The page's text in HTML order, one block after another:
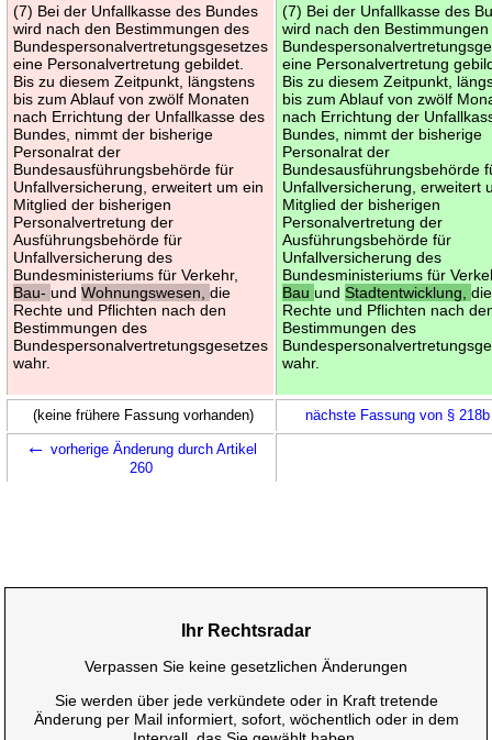
(7) Bei der Unfallkasse des Bundes
wird nach den Bestimmungen des
Bundespersonalvertretungsgesetzes
eine Personalvertretung gebildet.
Bis zu diesem Zeitpunkt, längstens
bis zum Ablauf von zwölf Monaten
nach Errichtung der Unfallkasse des
Bundes, nimmt der bisherige
Personalrat der
Bundesausführungsbehörde für
Unfallversicherung, erweitert um ein
Mitglied der bisherigen
Personalvertretung der
Ausführungsbehörde für
Unfallversicherung des
Bundesministeriums für Verkehr,
Bau-undWohnungswesen,die
Rechte und Pflichten nach den
Bestimmungen des
Bundespersonalvertretungsgesetzes
wahr.
(7) Bei der Unfallkasse des
wird nach den
eine Personalvertretung
Bis zu diesem Zeitpunkt,
bis zum Ablauf von zwölf
nach Errichtung der
Bundes, nimmt der bisherige
Personalrat der
Bundesausführungsbehörde
Unfallversicherung, erweitert
Mitglied der bisherigen
Personalvertretung der
Ausführungsbehörde für
Unfallversicherung des
Bundesministeriums für
BauundStadtentwicklung,die
Rechte und Pflichten nach
Bestimmungen des
wahr.
(keine frühere Fassung vorhanden) nächste Fassung von §
← vorherige Änderung durch Artikel
260
Ihr Rechtsradar
Verpassen Sie keine gesetzlichen Änderungen
Sie werden über jede verkündete oder in Kraft tretende
Änderung per Mail informiert, sofort, wöchentlich oder in dem